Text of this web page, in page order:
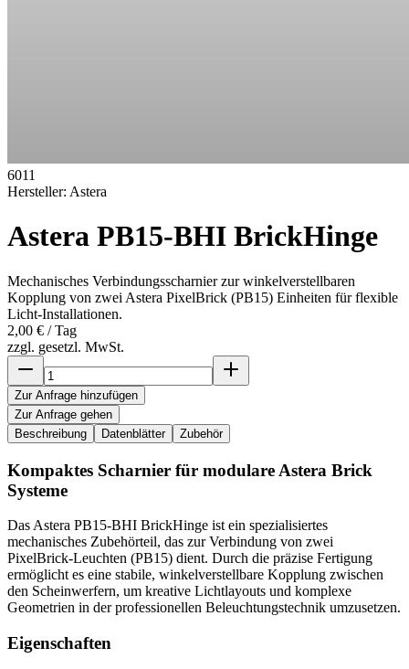
6011
Hersteller: Astera
Astera PB15-BHI BrickHinge
Mechanisches Verbindungsscharnier zur winkelverstellbaren
Kopplung von zwei Astera PixelBrick (PB15) Einheiten für flexible
Licht-Installationen.
2,00 € / Tag
zzgl. gesetzl. MwSt.
Zur Anfrage hinzufügen
Zur Anfrage gehen
Beschreibung
Datenblätter Zubehör
Kompaktes Scharnier für modulare Astera Brick
Systeme
Das Astera PB15-BHI BrickHinge ist ein spezialisiertes
mechanisches Zubehörteil, das zur Verbindung von zwei
PixelBrick-Leuchten (PB15) dient. Durch die präzise Fertigung
ermöglicht es eine stabile, winkelverstellbare Kopplung zwischen
den Scheinwerfern, um kreative Lichtlayouts und komplexe
Geometrien in der professionellen Beleuchtungstechnik umzusetzen.
Eigenschaften